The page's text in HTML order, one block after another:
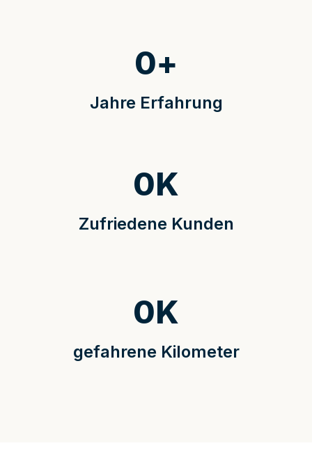
Jahre Erfahrung
0+
Zufriedene Kunden
0K
gefahrene Kilometer
0K